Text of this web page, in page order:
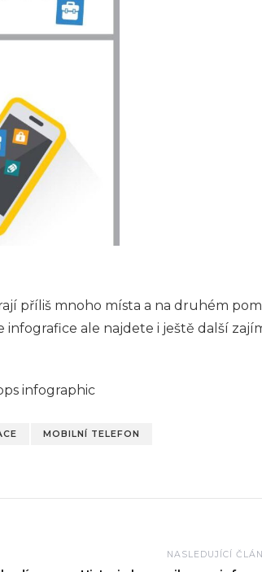
příliš mnoho místa a na druhém
ale najdete i ještě další
MOBILNÍ TELEFON
NASLEDUJÍCÍ